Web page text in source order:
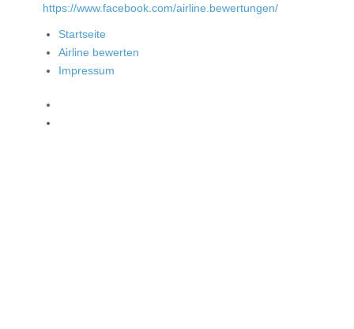
https://www.facebook.com/airline.bewertungen/
Startseite
Airline bewerten
Impressum